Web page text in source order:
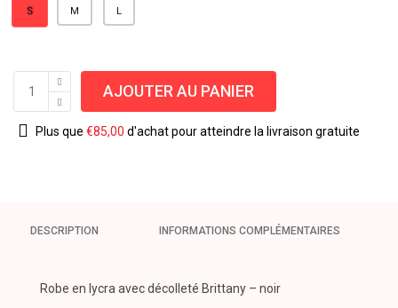
S M L
AJOUTER AU PANIER
Plus que €85,00 d'achat pour atteindre la livraison gratuite
DESCRIPTION INFORMATIONS COMPLÉMENTAIRES
Robe en lycra avec décolleté Brittany – noir